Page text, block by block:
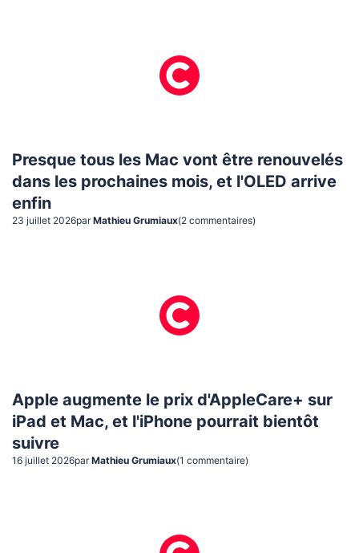
Presque tous les Mac vont être renouvelés
dans les prochaines mois, et l'OLED arrive
enfin
23 juillet 2026par Mathieu Grumiaux(2 commentaires)
Apple augmente le prix d'AppleCare+ sur
iPad et Mac, et l'iPhone pourrait bientôt
suivre
16 juillet 2026par Mathieu Grumiaux(1 commentaire)